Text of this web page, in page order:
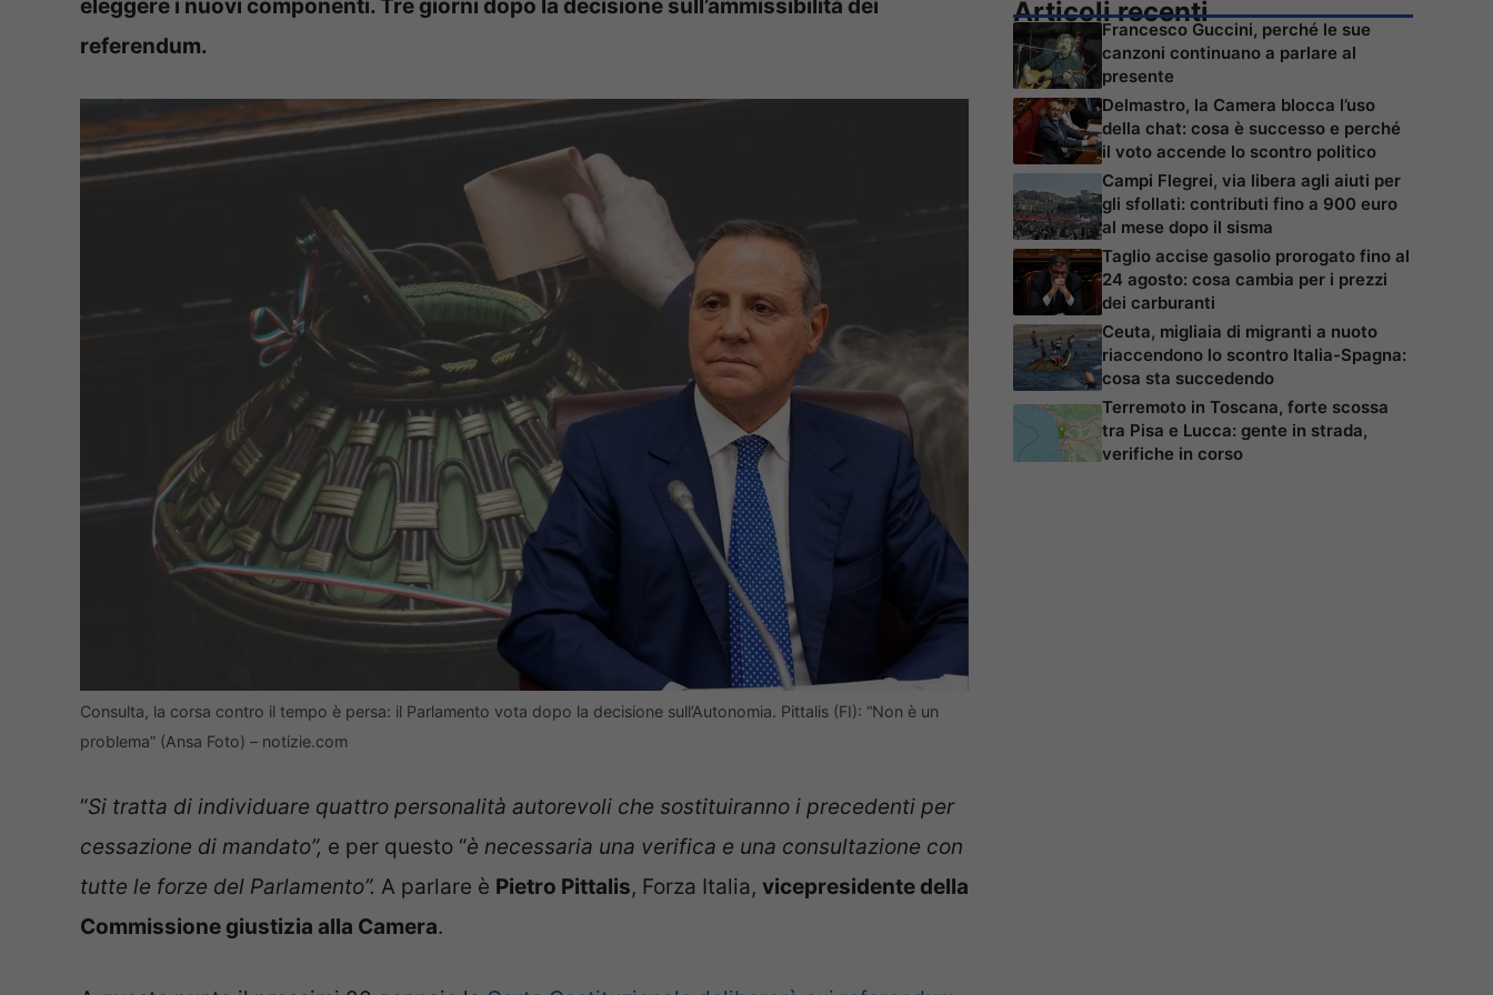
eleggere i nuovi componenti. Tre giorni dopo la decisione sull’ammissibilità dei
referendum.
Consulta, la corsa contro il tempo è persa: il Parlamento vota dopo la decisione sull’Autonomia. Pittalis (FI): “Non è un
problema” (Ansa Foto) – notizie.com
“Si tratta di individuare quattro personalità autorevoli che sostituiranno i precedenti per
cessazione di mandato”, e per questo “è necessaria una verifica e una consultazione con
tutte le forze del Parlamento”. A parlare è Pietro Pittalis, Forza Italia, vicepresidente della
Commissione giustizia alla Camera.
Articoli recenti
Francesco Guccini, perché le sue
canzoni continuano a parlare al
presente
Delmastro, la Camera blocca l’uso
della chat: cosa è successo e perché
il voto accende lo scontro politico
Campi Flegrei, via libera agli aiuti per
gli sfollati: contributi fino a 900 euro
al mese dopo il sisma
Taglio accise gasolio prorogato fino al
24 agosto: cosa cambia per i prezzi
dei carburanti
Ceuta, migliaia di migranti a nuoto
riaccendono lo scontro Italia-Spagna:
cosa sta succedendo
Terremoto in Toscana, forte scossa
tra Pisa e Lucca: gente in strada,
verifiche in corso